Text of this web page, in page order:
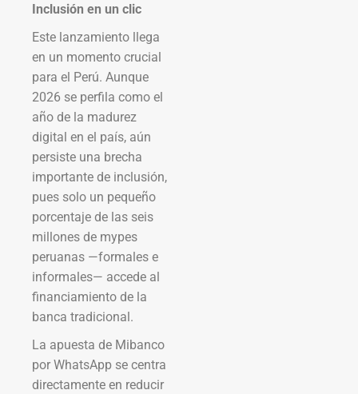
Inclusión en un clic
Este lanzamiento llega
en un momento crucial
para el Perú. Aunque
2026 se perfila como el
año de la madurez
digital en el país, aún
persiste una brecha
importante de inclusión,
pues solo un pequeño
porcentaje de las seis
millones de mypes
peruanas —formales e
informales— accede al
financiamiento de la
banca tradicional.
La apuesta de Mibanco
por WhatsApp se centra
directamente en reducir